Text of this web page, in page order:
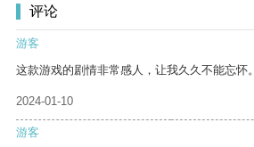
评论
游客
这款游戏的剧情非常感人，让我久久不能忘怀。
2024-01-10
游客